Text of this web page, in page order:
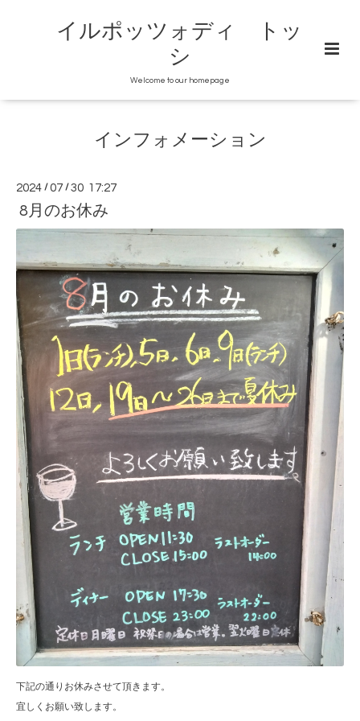
イルポッツォディ トッ
シ
Welcome to our homepage
インフォメーション
2024 /07 /30 17:27
8月のお休み
下記の通りお休みさせて頂きます。
宜しくお願い致します。